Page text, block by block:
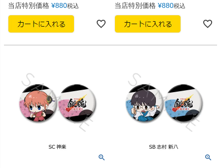
当店特別価格 ¥880税込
当店特別価格 ¥880税込